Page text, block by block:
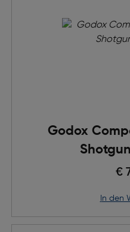
Godox
€
in den